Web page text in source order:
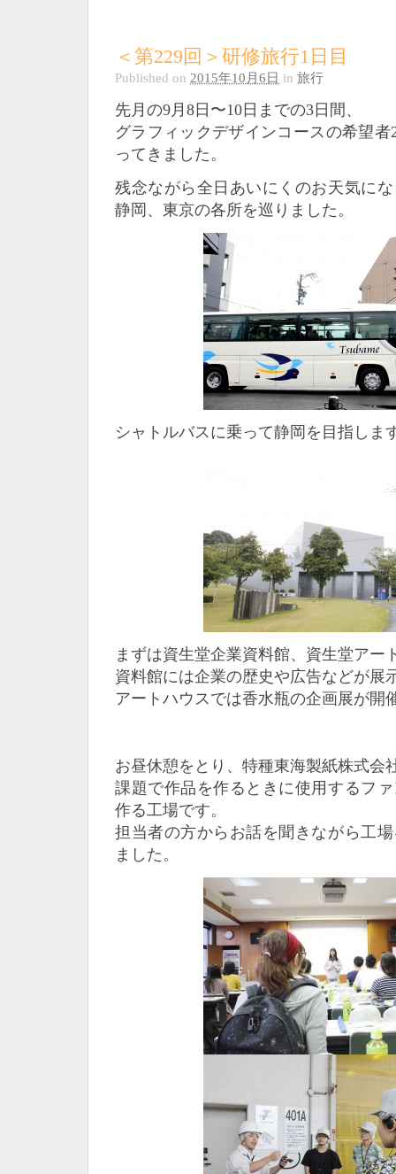
＜第229回＞研修旅行1日目
Published on 2015年10月6日 in 旅行
先月の9月8日〜10日までの3日間、
グラフィックデザインコースの希望
ってきました。
残念ながら全日あいにくのお天気に
静岡、東京の各所を巡りました。
シャトルバスに乗って静岡を目指しま
まずは資生堂企業資料館、資生堂アー
資料館には企業の歴史や広告などが展
アートハウスでは香水瓶の企画展が開
お昼休憩をとり、特種東海製紙株式会
課題で作品を作るときに使用するフ
作る工場です。
担当者の方からお話を聞きながら工
ました。